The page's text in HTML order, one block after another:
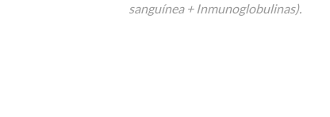
sanguínea + Inmunoglobulinas).